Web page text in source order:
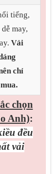
tiếng,
may,
Vải
chỉ
chọn
Anh):
đều
vải